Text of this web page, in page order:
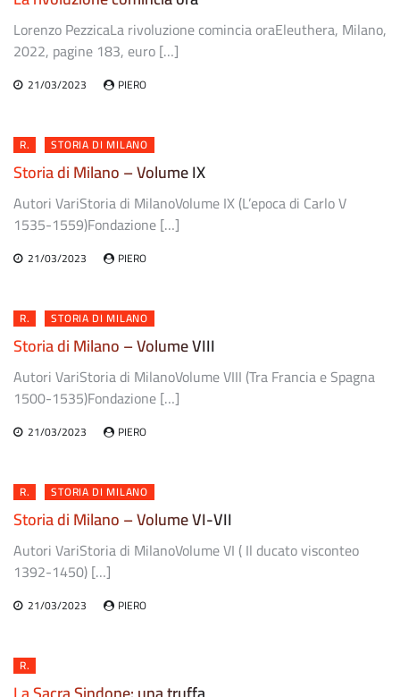
Lorenzo PezzicaLa rivoluzione comincia oraEleuthera, Milano,
2022, pagine 183, euro […]
21/03/2023 PIERO
R. STORIA DI MILANO
Storia di Milano – Volume IX
Autori VariStoria di MilanoVolume IX (L’epoca di Carlo V
1535-1559)Fondazione […]
21/03/2023 PIERO
R. STORIA DI MILANO
Storia di Milano – Volume VIII
Autori VariStoria di MilanoVolume VIII (Tra Francia e Spagna
1500-1535)Fondazione […]
21/03/2023 PIERO
R. STORIA DI MILANO
Storia di Milano – Volume VI-VII
Autori VariStoria di MilanoVolume VI ( Il ducato visconteo
1392-1450) […]
21/03/2023 PIERO
R.